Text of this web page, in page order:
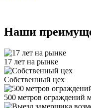
Наши
17 лет на рынке
Собственный цех
500 метров ограждений